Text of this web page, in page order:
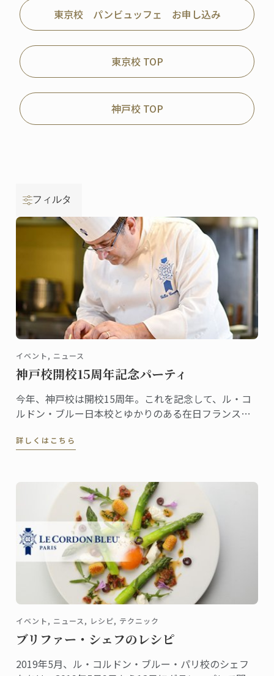
東京校 パンビュッフェ お申し込み
東京校 TOP
神戸校 TOP
フィルタ
イベント, ニュース
神戸校開校15周年記念パーティ
今年、神戸校は開校15周年。これを記念して、ル・コ
ルドン・ブルー日本校とゆかりのある在日フランス商
詳しくはこちら
イベント, ニュース, レシピ, テクニック
ブリファー・シェフのレシピ
2019年5月、ル・コルドン・ブルー・パリ校のシェフ